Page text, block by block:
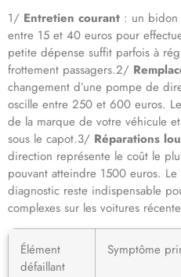
1/ Entretien courant : un
entre 15 et 40 euros pour
petite dépense suffit parfois à
frottement passagers.2/
changement d’une pompe de
oscille entre 250 et 600 euros.
de la marque de votre véhicule
sous le capot.3/ Réparations
direction représente le coût le
pouvant atteindre 1500 euros.
diagnostic reste indispensable
complexes sur les voitures
Élément
défaillant
Symptôme